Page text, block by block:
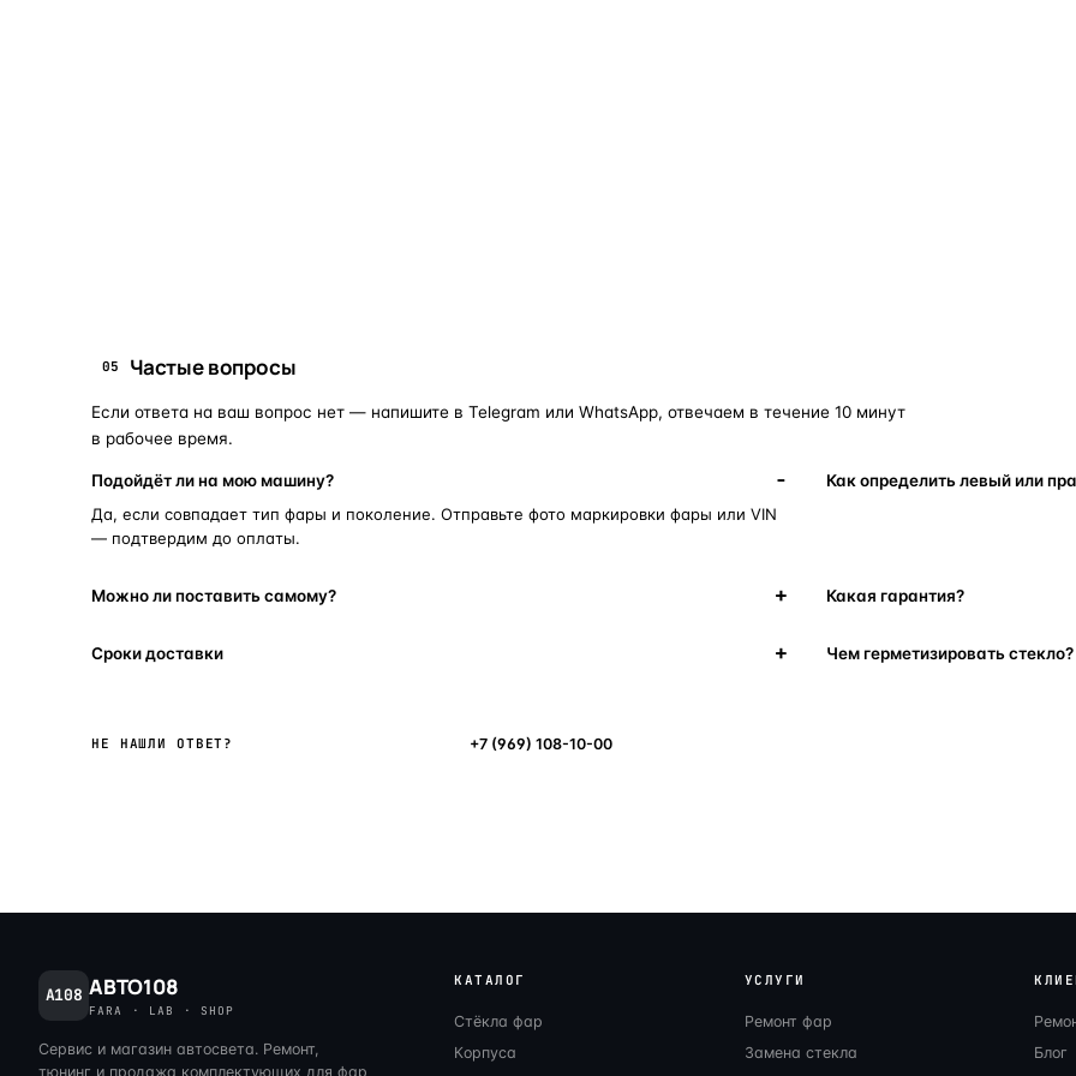
05 Частые вопросы
Если ответа на ваш вопрос нет — напишите в Telegram или WhatsApp, отвечаем в течение 10 минут
в рабочее время.
Подойдёт ли на мою машину?
Да, если совпадает тип фары и поколение. Отправьте фото маркировки фары или VIN
— подтвердим до оплаты.
Как определить левый или
Можно ли поставить самому? Какая гарантия?
Сроки доставки Чем герметизировать стекло?
НЕ НАШЛИ ОТВЕТ? +7 (969) 108-10-00
A108 АВТО108
FARA · LAB · SHOP
Сервис и магазин автосвета. Ремонт,
тюнинг и продажа комплектующих для фар
КАТАЛОГ
Стёкла фар
Корпуса
УСЛУГИ
Ремонт фар
Замена стекла
Блог